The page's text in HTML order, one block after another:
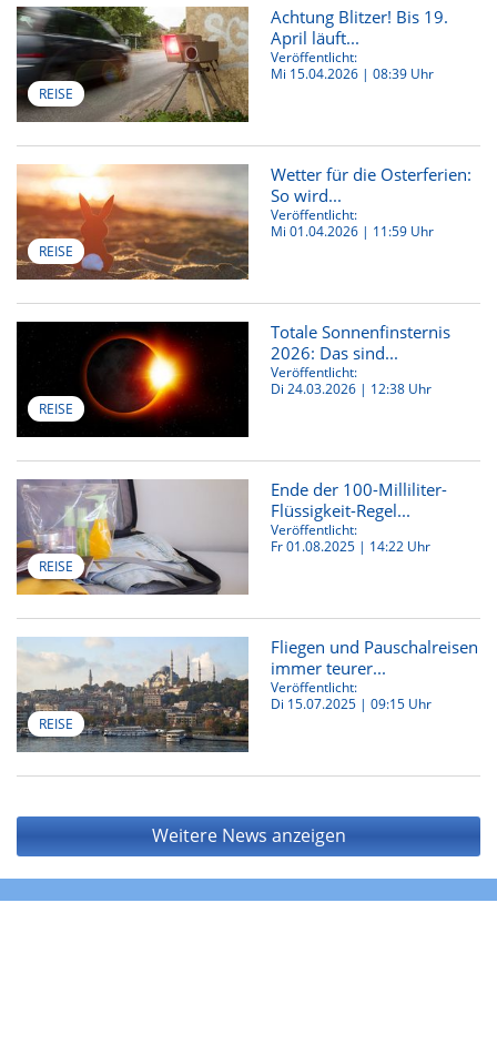
REISE
Achtung Blitzer! Bis 19.
April läuft...
Veröffentlicht:
Mi 15.04.2026 | 08:39 Uhr
REISE
Wetter für die Osterferien:
So wird...
Veröffentlicht:
Mi 01.04.2026 | 11:59 Uhr
REISE
Totale Sonnenfinsternis
2026: Das sind...
Veröffentlicht:
Di 24.03.2026 | 12:38 Uhr
REISE
Ende der 100-Milliliter-
Flüssigkeit-Regel...
Veröffentlicht:
Fr 01.08.2025 | 14:22 Uhr
REISE
Fliegen und Pauschalreisen
immer teurer...
Veröffentlicht:
Di 15.07.2025 | 09:15 Uhr
Weitere News anzeigen